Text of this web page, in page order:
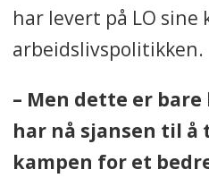
har levert på LO sine
arbeidslivspolitikken.
– Men dette er
har nå sjansen til å
kampen for et